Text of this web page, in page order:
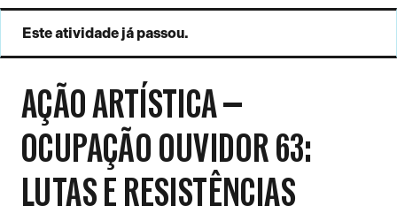
Resistência
Este atividade já passou.
AÇÃO ARTÍSTICA —
OCUPAÇÃO OUVIDOR 63:
LUTAS E RESISTÊNCIAS